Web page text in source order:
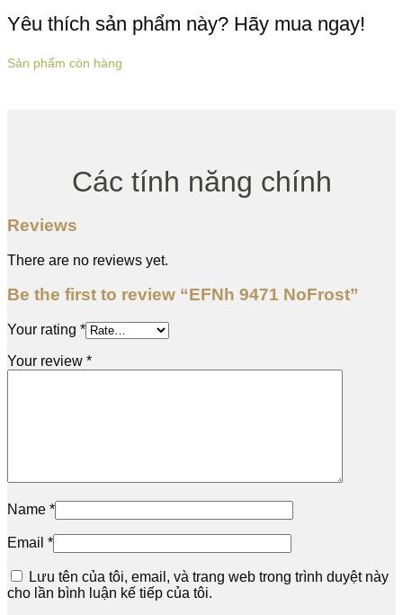
Yêu thích sản phẩm này? Hãy mua ngay!
Sản phẩm còn hàng
Các tính năng chính
Reviews
There are no reviews yet.
Be the first to review “EFNh 9471 NoFrost”
Your rating *
Your review *
Name *
Email *
Lưu tên của tôi, email, và trang web trong trình duyệt này
cho lần bình luận kế tiếp của tôi.